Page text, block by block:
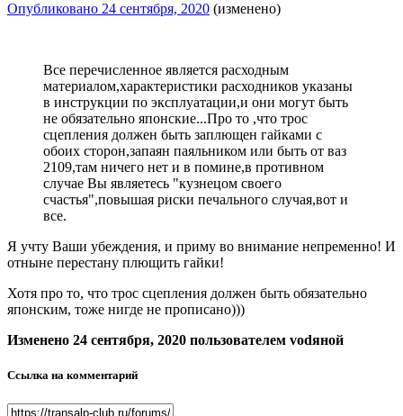
Опубликовано 24 сентября, 2020 (изменено)
Все перечисленное является расходным
материалом,характеристики расходников указаны
в инструкции по эксплуатации,и они могут быть
не обязательно японские...Про то ,что трос
сцепления должен быть заплющен гайками с
обоих сторон,запаян паяльником или быть от ваз
2109,там ничего нет и в помине,в противном
случае Вы являетесь "кузнецом своего
счастья",повышая риски печального случая,вот и
все.
Я учту Ваши убеждения, и приму во внимание непременно! И
отныне перестану плющить гайки!
Хотя про то, что трос сцепления должен быть обязательно
японским, тоже нигде не прописано)))
Изменено 24 сентября, 2020 пользователем vоdяной
Ссылка на комментарий